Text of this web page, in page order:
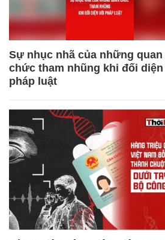
Sự nhục nhã của những quan
chức tham nhũng khi đối
pháp luật